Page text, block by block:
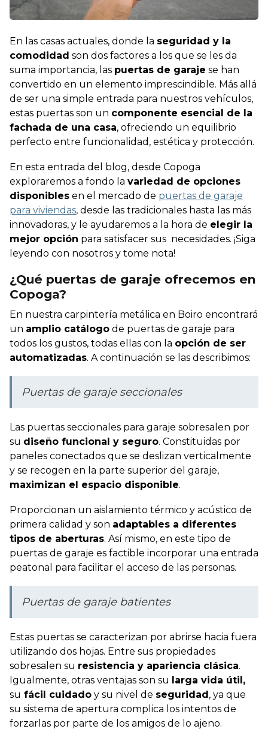
En las casas actuales, donde la seguridad y la
comodidad son dos factores a los que se les da
suma importancia, las puertas de garaje se han
convertido en un elemento imprescindible. Más allá
de ser una simple entrada para nuestros vehículos,
estas puertas son un componente esencial de la
fachada de una casa, ofreciendo un equilibrio
perfecto entre funcionalidad, estética y protección.
En esta entrada del blog, desde Copoga
exploraremos a fondo la variedad de opciones
disponibles en el mercado de puertas de garaje
para viviendas, desde las tradicionales hasta las más
innovadoras, y le ayudaremos a la hora de elegir la
mejor opción para satisfacer sus necesidades. ¡Siga
leyendo con nosotros y tome nota!
¿Qué puertas de garaje ofrecemos en
Copoga?
En nuestra carpintería metálica en Boiro encontrará
un amplio catálogo de puertas de garaje para
todos los gustos, todas ellas con la opción de ser
automatizadas. A continuación se las describimos:
Puertas de garaje seccionales
Las puertas seccionales para garaje sobresalen por
su diseño funcional y seguro. Constituidas por
paneles conectados que se deslizan verticalmente
y se recogen en la parte superior del garaje,
maximizan el espacio disponible.
Proporcionan un aislamiento térmico y acústico de
primera calidad y son adaptables a diferentes
tipos de aberturas. Así mismo, en este tipo de
puertas de garaje es factible incorporar una entrada
peatonal para facilitar el acceso de las personas.
Puertas de garaje batientes
Estas puertas se caracterizan por abrirse hacia fuera
utilizando dos hojas. Entre sus propiedades
sobresalen su resistencia y apariencia clásica.
Igualmente, otras ventajas son su larga vida útil,
su fácil cuidado y su nivel de seguridad, ya que
su sistema de apertura complica los intentos de
forzarlas por parte de los amigos de lo ajeno.